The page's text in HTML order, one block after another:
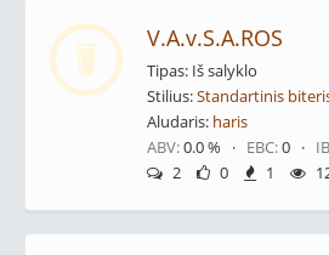
V.A.v.S.A.ROS
Tipas: Iš salyklo
Stilius:Standartinis
Aludaris: haris
ABV:0.0 % · EBC:0 ·
2
0 1